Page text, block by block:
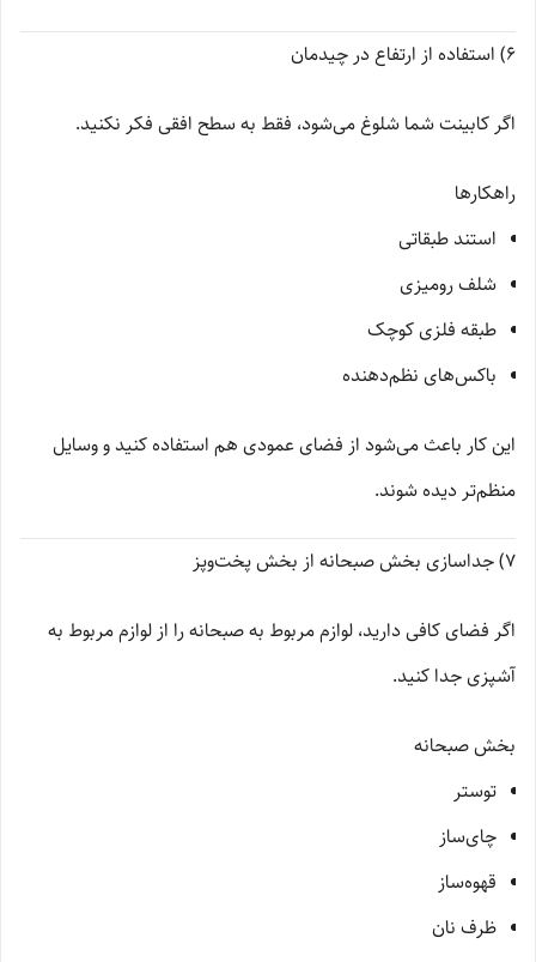
6) استفاده از ارتفاع در چیدمان
اگر کابینت شما شلوغ می‌شود، فقط به سطح افقی فکر نکنید.
راهکارها
استند طبقاتی
شلف رومیزی
طبقه فلزی کوچک
باکس‌های نظم‌دهنده
این کار باعث می‌شود از فضای عمودی هم استفاده کنید و وسایل
منظم‌تر دیده شوند.
7) جداسازی بخش صبحانه از بخش پخت‌وپز
اگر فضای کافی دارید، لوازم مربوط به صبحانه را از لوازم مربوط به
آشپزی جدا کنید.
بخش صبحانه
توستر
چای‌ساز
قهوه‌ساز
ظرف نان